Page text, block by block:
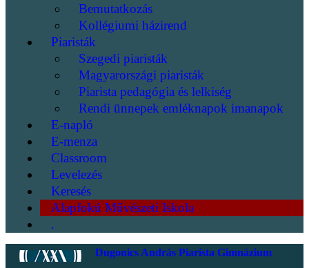
Bemutatkozás
Kollégiumi házirend
Piaristák
Szegedi piaristák
Magyarországi piaristák
Piarista pedagógia és lelkiség
Rendi ünnepek emléknapok imanapok
E-napló
E-menza
Classroom
Levelezés
Keresés
Alapfokú Művészeti Iskola
.
Dugonics András Piarista Gimnázium